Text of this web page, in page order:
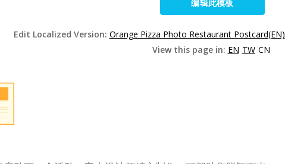
编辑此模板
Edit Localized Version: Orange Pizza Photo Restaurant Postcard(EN)
View this page in: EN TW CN